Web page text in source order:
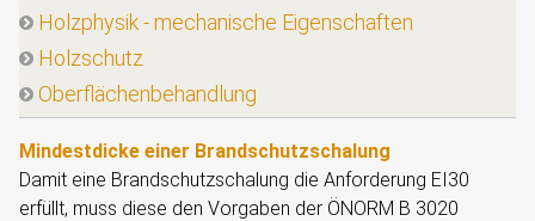
Holzphysik - mechanische Eigenschaften
Holzschutz
Oberflächenbehandlung
Mindestdicke einer Brandschutzschalung
Damit eine Brandschutzschalung die Anforderung EI30
erfüllt, muss diese den Vorgaben der ÖNORM B 3020